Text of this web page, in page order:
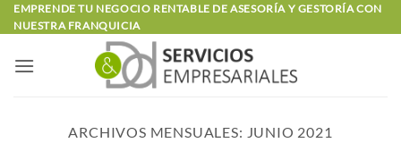
Saltar
al
EMPRENDE TU NEGOCIO RENTABLE DE ASESORÍA Y GESTORÍA CON
NUESTRA FRANQUICIA
ARCHIVOS MENSUALES: JUNIO 2021